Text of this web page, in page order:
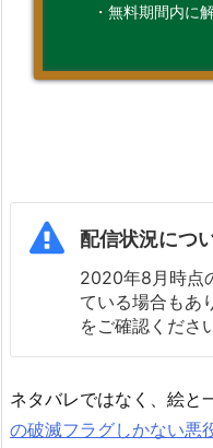
・無料期間内に
配信状況につ
2020年8月時点
ている場合もあ
をご確認くださ
ネタバレではなく、絵と
の破滅フラグしかない